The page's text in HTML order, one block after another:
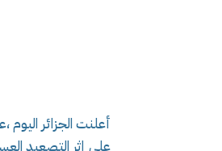
أعلنت الجزائر
على إثر التصعيد